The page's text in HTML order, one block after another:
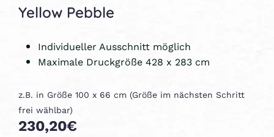
Yellow Pebble
Individueller Ausschnitt möglich
Maximale Druckgröße 428 x 283 cm
z.B. in Größe 100 x 66 cm (Größe im nächsten Schritt
frei wählbar)
230,20€